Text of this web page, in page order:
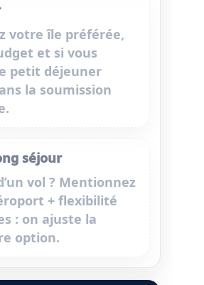
votreîle préférée,
et si vous
petit déjeuner
la soumission
séjour
vol ? Mentionnez
+ flexibilité
: on ajuste la
option.